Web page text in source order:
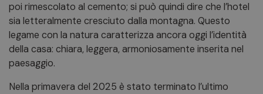
poi rimescolato al cemento; si può quindi dire che l’hotel
sia letteralmente cresciuto dalla montagna. Questo
legame con la natura caratterizza ancora oggi l’identità
della casa: chiara, leggera, armoniosamente inserita nel
paesaggio.
Nella primavera del 2025 è stato terminato l’ultimo